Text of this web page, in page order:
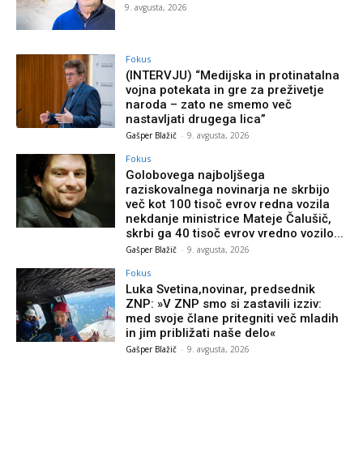
9. avgusta, 2026
Fokus
(INTERVJU) “Medijska in protinatalna
vojna potekata in gre za preživetje
naroda – zato ne smemo več
nastavljati drugega lica”
Gašper Blažič - 9. avgusta, 2026
Fokus
Golobovega najboljšega
raziskovalnega novinarja ne skrbijo
več kot 100 tisoč evrov redna vozila
nekdanje ministrice Mateje Čalušič,
skrbi ga 40 tisoč evrov vredno vozilo...
Gašper Blažič - 9. avgusta, 2026
Fokus
Luka Svetina,novinar, predsednik
ZNP: »V ZNP smo si zastavili izziv:
med svoje člane pritegniti več mladih
in jim približati naše delo«
Gašper Blažič - 9. avgusta, 2026